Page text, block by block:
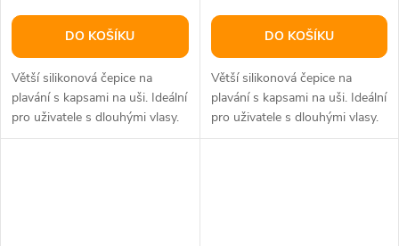
DO KOŠÍKU
Větší silikonová čepice na
plavání s kapsami na uši. Ideální
pro uživatele s dlouhými vlasy.
DO KOŠÍKU
Větší silikonová čepice na
plavání s kapsami na uši. Ideální
pro uživatele s dlouhými vlasy.